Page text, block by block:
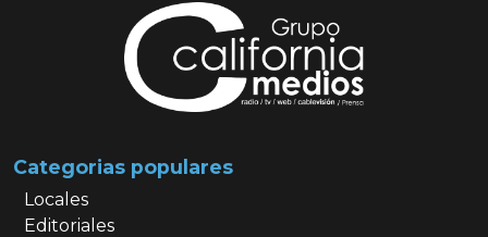
Categorias populares
Locales
Editoriales